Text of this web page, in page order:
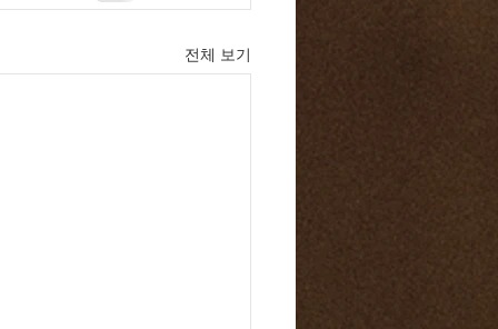
전체 보기